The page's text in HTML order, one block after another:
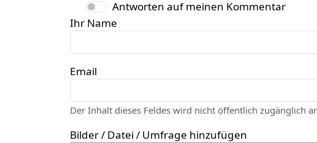
Antworten auf meinen Kommentar
Ihr Name
Email
Der Inhalt dieses Feldes wird nicht öffentlich zugänglich
Bilder / Datei / Umfrage hinzufügen